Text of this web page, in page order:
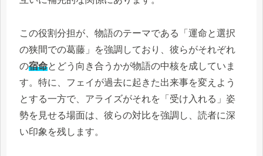
この役割分担が、物語のテーマである「運命と選択
の狭間での葛藤」を強調しており、彼らがそれぞれ
の宿命とどう向き合うかが物語の中核を成していま
す。特に、フェイが過去に起きた出来事を変えよう
とする一方で、アライズがそれを「受け入れる」姿
勢を見せる場面は、彼らの対比を強調し、読者に深
い印象を残します。